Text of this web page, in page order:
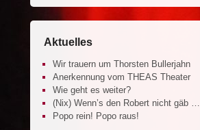
Aktuelles
Wir trauern um Thorsten Bullerjahn
Anerkennung vom THEAS Theater
Wie geht es weiter?
(Nix) Wenn’s den Robert nicht gäb …
Popo rein! Popo raus!